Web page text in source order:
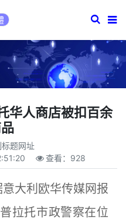
华人商店被扣百余
标题网址
查看： 928
大利欧华传媒网报
拉托市政警察在位